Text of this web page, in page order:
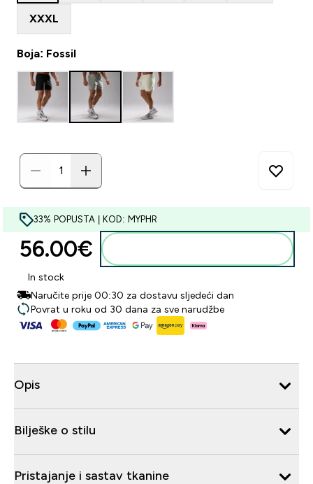
XXXL
Boja: Fossil
33% POPUSTA | KOD: MYPHR
56.00€‎
In stock
Naručite prije 00:30 za dostavu sljedeći dan
Povrat u roku od 30 dana za sve narudžbe
Opis
Bilješke o stilu
Pristajanje i sastav tkanine